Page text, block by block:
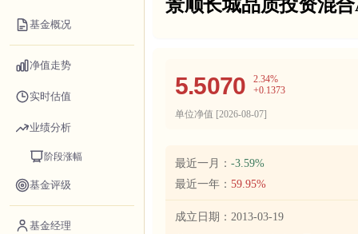
基金概况
净值走势
实时估值
业绩分析
阶段涨幅
基金评级
基金经理
景顺长城品质投资混
5.5070
2.34%
+0.1373
单位净值 [2026-08-07]
最近一月： -3.59%
最近一年： 59.95%
成立日期： 2013-03-19